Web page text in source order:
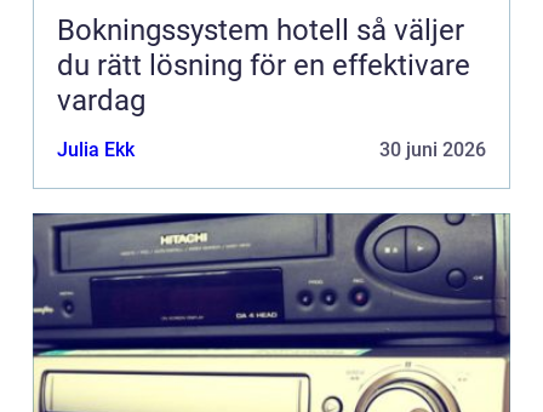
Bokningssystem hotell så väljer
du rätt lösning för en effektivare
vardag
Julia Ekk 30 juni 2026